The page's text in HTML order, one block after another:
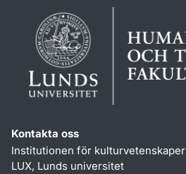
Kontakta oss
Institutionen för kulturvetenskaper
LUX, Lunds universitet